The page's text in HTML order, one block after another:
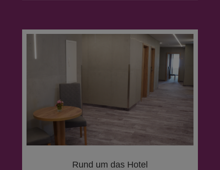
Rund um das Hotel